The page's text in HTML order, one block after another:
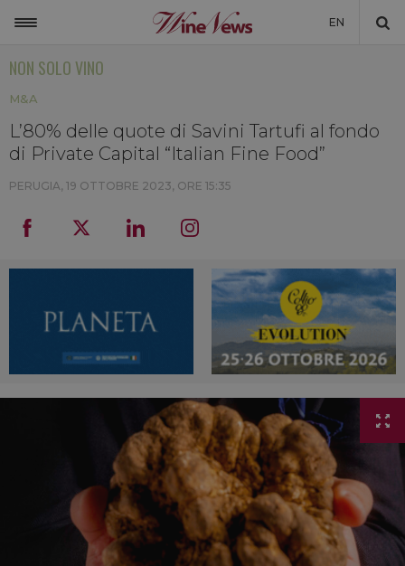
EN
NON SOLO VINO
WINENEWS TV
NON SOLO VINO
M&A
L’80% delle quote di Savini Tartufi al fondo
di Private Capital “Italian Fine Food”
PERUGIA, 19 OTTOBRE 2023, ORE 15:35